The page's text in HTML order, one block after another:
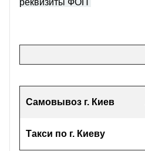
реквизиты ФОП
Самовывоз г. Киев
Такси по г. Киеву